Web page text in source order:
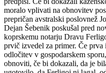
moralo vplivati na obnovitev
prepričan avstralski poslovnež
Dejan Šebenik poskušal pred
koprskemu notarju Dravu
prvič izvedel za primer. Če prva
odločitev v gospodarskem
obnoviti, če bi dokazali, da je